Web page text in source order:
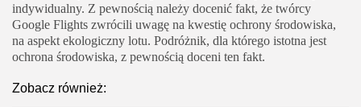
indywidualny. Z pewnością należy docenić fakt, że twórcy
Google Flights zwrócili uwagę na kwestię ochrony środowiska,
na aspekt ekologiczny lotu. Podróżnik, dla którego istotna jest
ochrona środowiska, z pewnością doceni ten fakt.
Zobacz również: